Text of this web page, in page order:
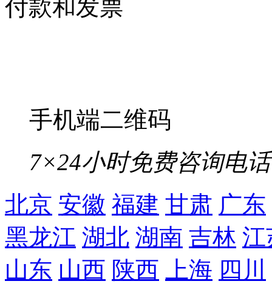
付款和发票
手机端二维码
7×24小时免费咨询电话
北京 安徽 福建 甘肃 广东
黑龙江 湖北 湖南 吉林 江
山东 山西 陕西 上海 四川